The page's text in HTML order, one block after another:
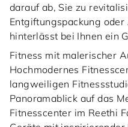
darauf ab, Sie zu
Entgiftungspackung
hinterlässt bei Ihnen ein
Fitness mit malerischer
Hochmodernes
langweiligen
Panoramablick auf das
Fitnesscenter im Reethi